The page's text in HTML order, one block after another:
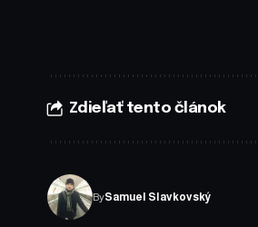
Zdieľať tento článok
BySamuel Slavkovský